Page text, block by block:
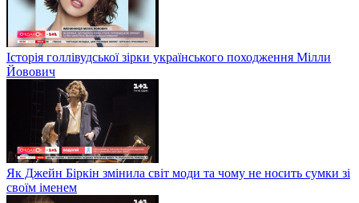
Історія голлівудської зірки українського походження Мілли
Йовович
Як Джейн Біркін змінила світ моди та чому не носить сумки зі
своїм іменем